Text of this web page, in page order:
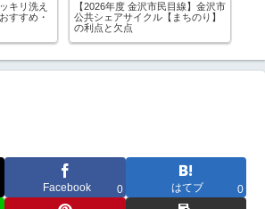
キリ洗え
すすめ・
【2026年度 金沢市民目線】金沢市
公共シェアサイクル【まちのり】
の利点と欠点
Facebook 0 はてブ 0